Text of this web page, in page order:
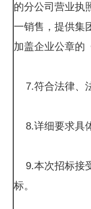
的分公司营业执
一销售，提供集
加盖企业公章的
7.符合法律、
8.详细要求具
9.本次招标接
标。